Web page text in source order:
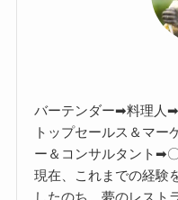
バーテンダー➡料理人
トップセールス＆マ
ー＆コンサルタント➡〇
現在、これまでの経験
したのち、夢のレスト